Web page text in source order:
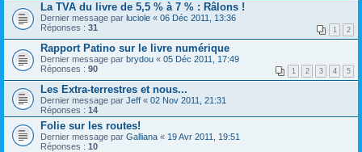
La TVA du livre de 5,5 % à 7 % : Râlons !
Dernier message par luciole « 06 Déc 2011, 13:36
Réponses : 31 1 2
Rapport Patino sur le livre numérique
Dernier message par brydou « 05 Déc 2011, 17:49
Réponses : 90 1 2 3 4 5
Les Extra-terrestres et nous...
Dernier message par Jeff « 02 Nov 2011, 21:31
Réponses : 14
Folie sur les routes!
Dernier message par Galliana « 19 Avr 2011, 19:51
Réponses : 10